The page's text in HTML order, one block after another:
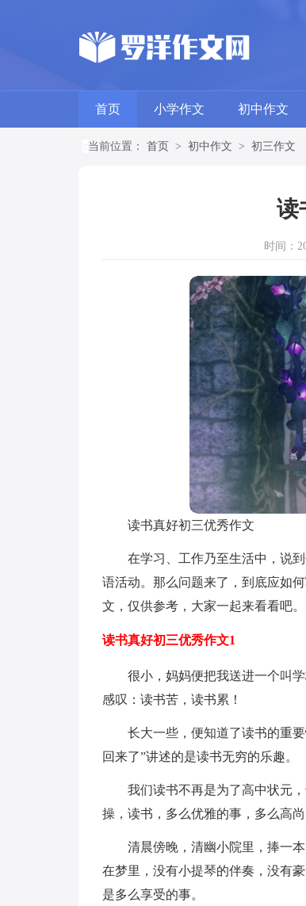
首页 小学作文 初中作文
当前位置： 首页 > 初中作文 > 初三作文
读
时间：
读书真好初三优秀作文
在学习、工作乃至生活中，说
语活动。那么问题来了，到底应如
文，仅供参考，大家一起来看看吧。
读书真好初三优秀作文1
很小，妈妈便把我送进一个叫
感叹：读书苦，读书累！
长大一些，便知道了读书的重
回来了”讲述的是读书无穷的乐趣。
我们读书不再是为了高中状元
操，读书，多么优雅的事，多么高尚
清晨傍晚，清幽小院里，捧一
在梦里，没有小提琴的伴奏，没有
是多么享受的事。